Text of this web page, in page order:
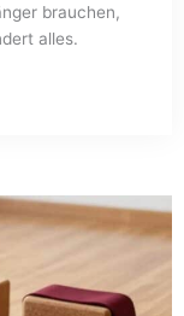
brauchen,
alles.